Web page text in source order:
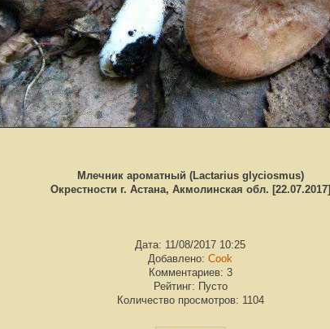
Млечник ароматный (Lactarius glyciosmus)
Окрестности г. Астана, Акмолинская обл. [22.07.2017]
Дата: 11/08/2017 10:25
Добавлено: Cook
Комментариев: 3
Рейтинг: Пусто
Количество просмотров: 1104